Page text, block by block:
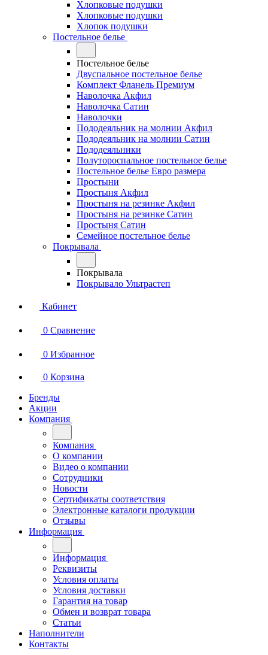
Хлопковые подушки
Хлопковые подушки
Хлопок подушки
Постельное белье
Постельное белье
Двуспальное постельное белье
Комплект Фланель Премиум
Наволочка Акфил
Наволочка Сатин
Наволочки
Пододеяльник на молнии Акфил
Пододеяльник на молнии Сатин
Пододеяльники
Полутороспальное постельное белье
Постельное белье Евро размера
Простыни
Простыня Акфил
Простыня на резинке Акфил
Простыня на резинке Сатин
Простыня Сатин
Семейное постельное белье
Покрывала
Покрывала
Покрывало Ультрастеп
Кабинет
0 Сравнение
0 Избранное
0 Корзина
Бренды
Акции
Компания
Компания
О компании
Видео о компании
Сотрудники
Новости
Сертификаты соответствия
Электронные каталоги продукции
Отзывы
Информация
Информация
Реквизиты
Условия оплаты
Условия доставки
Гарантия на товар
Обмен и возврат товара
Статьи
Наполнители
Контакты